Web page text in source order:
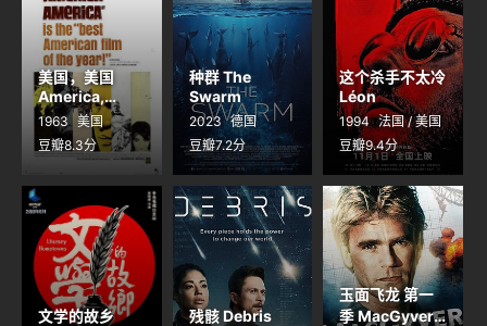
美国，美国
America,
America
1963 美国
豆瓣8.3分
种群 The
Swarm
2023 德国
豆瓣7.2分
这个杀手不太冷
Léon
1994 法国 / 美国
豆瓣9.4分
文学的故乡 残骸 Debris
玉面飞龙 第一
季 MacGyver